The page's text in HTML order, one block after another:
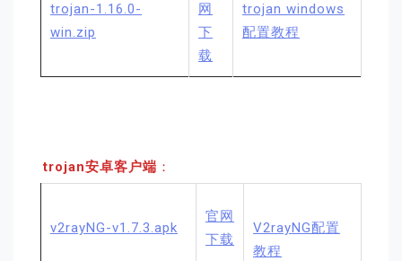
trojan-1.16.0-
win.zip
网
下
载
trojan windows
配置教程
trojan安卓客户端 ：
v2rayNG-v1.7.3.apk
官网
下载
V2rayNG配置
教程